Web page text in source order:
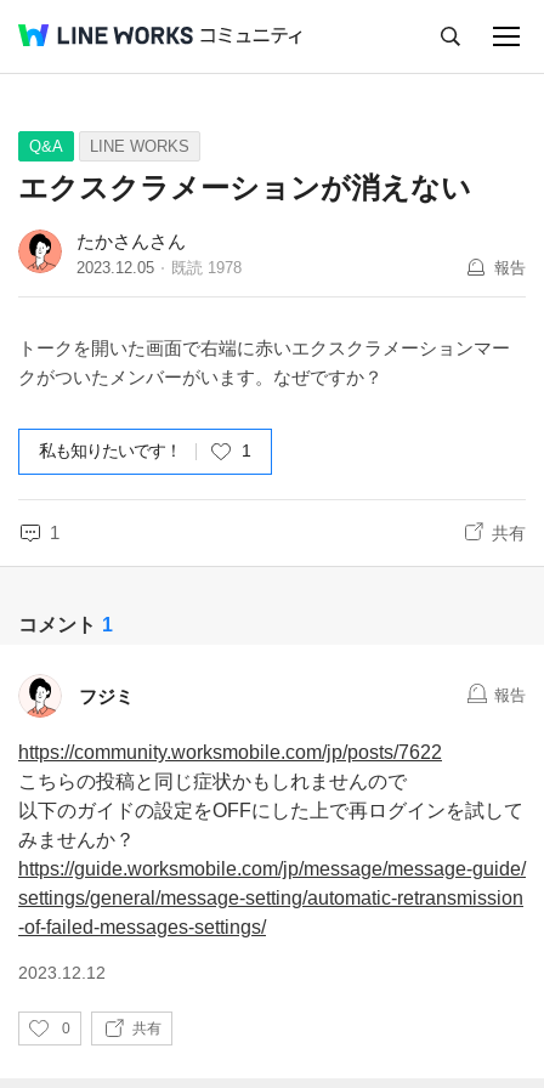
Q&A Tips Ideas
Q&A LINE WORKS
エクスクラメーションが消えない
たかさんさん
2023.12.05 既読 1978 報告
トークを開いた画面で右端に赤いエクスクラメーションマー
クがついたメンバーがいます。なぜですか？
私も知りたいです！ 1
1 共有
コメント 1
フジミ 報告
https://community.worksmobile.com/jp/posts/7622
こちらの投稿と同じ症状かもしれませんので
以下のガイドの設定をOFFにした上で再ログインを試して
みませんか？
https://guide.worksmobile.com/jp/message/message-guide/
settings/general/message-setting/automatic-retransmission
-of-failed-messages-settings/
2023.12.12
い
0 共有